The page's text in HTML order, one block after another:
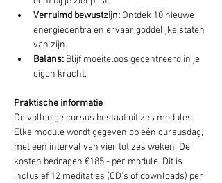
Verruimd bewustzijn: Ontdek 10 nieuwe
energiecentra en ervaar goddelijke staten
van zijn.
Balans: Blijf moeiteloos gecentreerd in je
eigen kracht.
Praktische informatie
De volledige cursus bestaat uit zes modules.
Elke module wordt gegeven op één cursusdag,
met een interval van vier tot zes weken. De
kosten bedragen €185,- per module. Dit is
inclusief 12 meditaties (CD’s of downloads) per